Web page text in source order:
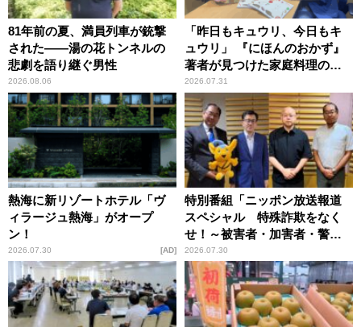
81年前の夏、満員列車が銃撃
された――湯の花トンネルの
悲劇を語り継ぐ男性
2026.08.06
「昨日もキュウリ、今日もキ
ュウリ」 『にほんのおかず』
著者が見つけた家庭料理の知
恵
2026.07.31
熱海に新リゾートホテル「ヴ
ィラージュ熱海」がオープ
ン！
2026.07.30 AD
特別番組「ニッポン放送報道
スペシャル 特殊詐欺をなく
せ！～被害者・加害者・警視
庁が語るトクリュウの実態
～」放送
2026.07.30